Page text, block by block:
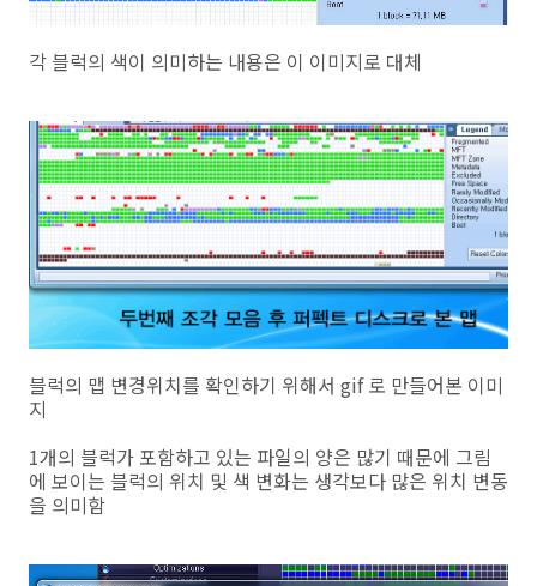
각 블럭의 색이 의미하는 내용은 이 이미지로 대체
블럭의 맵 변경위치를 확인하기 위해서 gif 로 만들어본 이미
지
1개의 블럭가 포함하고 있는 파일의 양은 많기 때문에 그림
에 보이는 블럭의 위치 및 색 변화는 생각보다 많은 위치 변동
을 의미함